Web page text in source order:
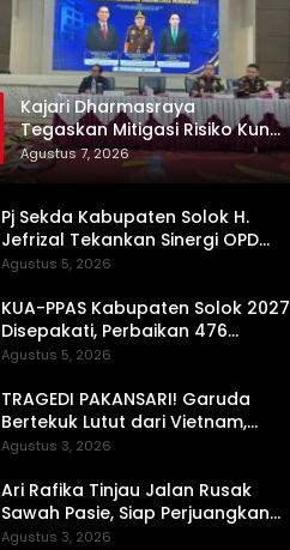
Kajari Dharmasraya
Tegaskan Mitigasi Risiko Kunci
Pengadaan Barang dan Jasa
yang Bersih
Agustus 7, 2026
Pj Sekda Kabupaten Solok H.
Jefrizal Tekankan Sinergi OPD
demi Percepatan Pembangunan
Agustus 5, 2026
KUA-PPAS Kabupaten Solok 2027
Disepakati, Perbaikan 476
Kilometer Jalan Rusak Jadi
Agustus 5, 2026
TRAGEDI PAKANSARI! Garuda
Bertekuk Lutut dari Vietnam,
Langkah ke Semifinal Kini di Ujung
Agustus 3, 2026
Ari Rafika Tinjau Jalan Rusak
Sawah Pasie, Siap Perjuangkan
Perbaikannya di DPRD
Agustus 3, 2026